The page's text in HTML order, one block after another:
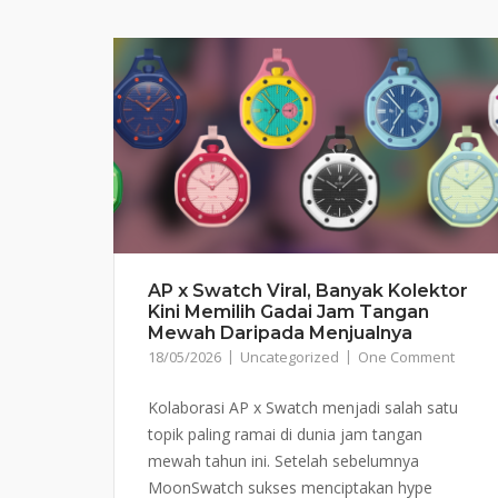
AP x Swatch Viral, Banyak Kolektor
Kini Memilih Gadai Jam Tangan
Mewah Daripada Menjualnya
18/05/2026 Uncategorized One Comment
Kolaborasi AP x Swatch menjadi salah satu
topik paling ramai di dunia jam tangan
mewah tahun ini. Setelah sebelumnya
MoonSwatch sukses menciptakan hype